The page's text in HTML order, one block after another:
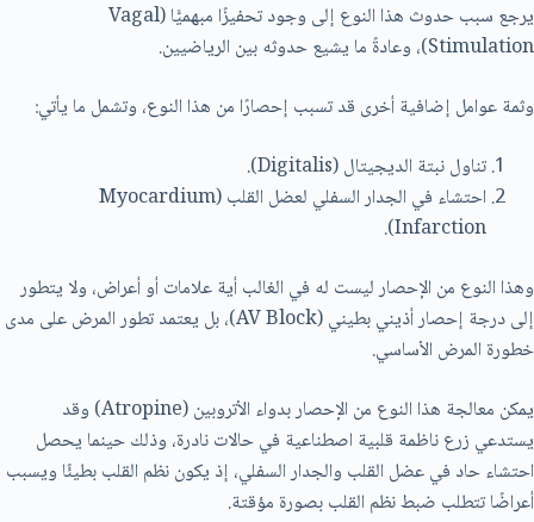
يرجع سبب حدوث هذا النوع إلى وجود تحفيزًا مبهميًّا (Vagal
Stimulation)، وعادةً ما يشيع حدوثه بين الرياضيين.
وثمة عوامل إضافية أخرى قد تسبب إحصارًا من هذا النوع، وتشمل ما يأتي:
تناول نبتة الديجيتال (Digitalis).
احتشاء في الجدار السفلي لعضل القلب (Myocardium
Infarction).
وهذا النوع من الإحصار ليست له في الغالب أية علامات أو أعراض، ولا يتطور
إلى درجة إحصار أذيني بطيني (AV Block)، بل يعتمد تطور المرض على مدى
خطورة المرض الأساسي.
يمكن معالجة هذا النوع من الإحصار بدواء الأتروبين (Atropine) وقد
يستدعي زرع ناظمة قلبية اصطناعية في حالات نادرة، وذلك حينما يحصل
احتشاء حاد في عضل القلب والجدار السفلي، إذ يكون نظم القلب بطيئًا ويسبب
أعراضًا تتطلب ضبط نظم القلب بصورة مؤقتة.